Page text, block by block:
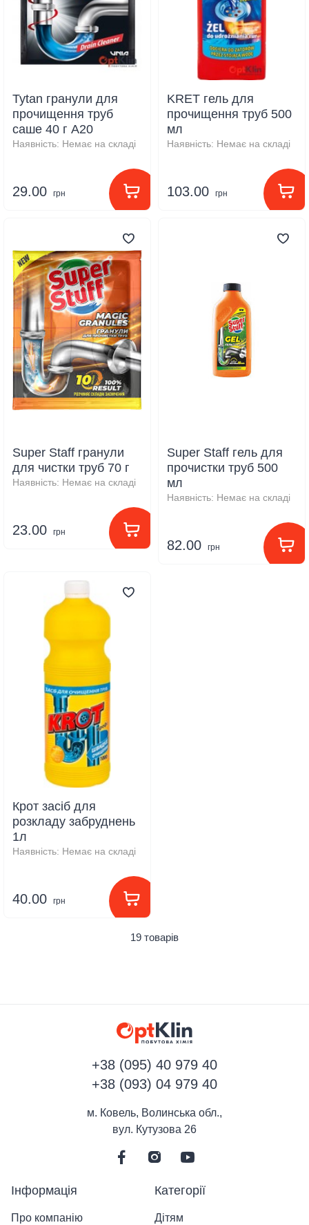
Tytan гранули для
прочищення труб
саше 40 г А20
Наявність: Немає на складі
29.00 грн
KRET гель для
прочищення труб 500
мл
Наявність: Немає на складі
103.00 грн
Super Staff гранули
для чистки труб 70 г
Наявність: Немає на складі
23.00 грн
Super Staff гель для
прочистки труб 500
мл
Наявність: Немає на складі
82.00 грн
Крот засіб для
розкладу забруднень
1л
Наявність: Немає на складі
40.00 грн
19 товарів
+38 (095) 40 979 40
+38 (093) 04 979 40
м. Ковель, Волинська обл.,
вул. Кутузова 26
Інформація
Про компанію
Категорії
Дітям